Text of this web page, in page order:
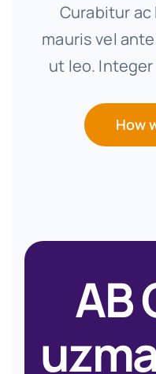
Curabitur
mauris vel
ut leo.
How
AB